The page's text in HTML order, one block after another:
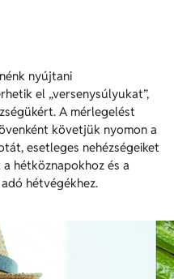
nyújtani
el „versenysúlyukat”,
A mérlegelést
követjük nyomon a
esetleges nehézségeiket
hétköznapokhoz és a
hétvégékhez.